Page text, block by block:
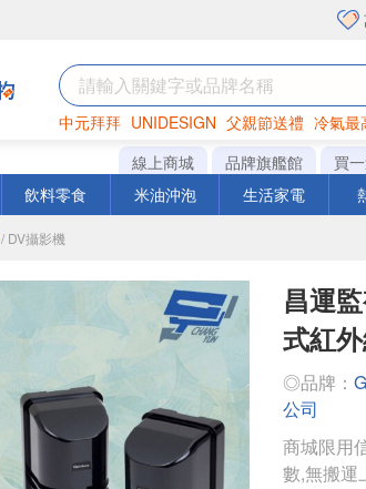
中元拜拜 UNIDESIGN 父親節送禮 冷氣最
罐頭 海苔 洋芋片
線上商城 品牌旗艦館 買
飲料零食 米油沖泡 生活家電
/ DV攝影機
昌運
式紅
◎品牌：
公司
商城限用
數,無搬運